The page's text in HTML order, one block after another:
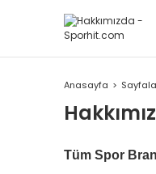
Anasayfa
Tüm Spor